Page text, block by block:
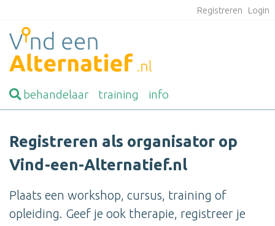
Registreren Login
behandelaar training info
Registreren als organisator op
Vind-een-Alternatief.nl
Plaats een workshop, cursus, training of
opleiding. Geef je ook therapie, registreer je